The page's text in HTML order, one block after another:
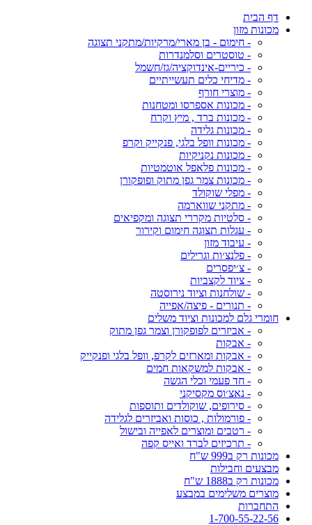
דף הבית
מכונות מזון
- חימום - בן מארי/מרקיות/מתקני תצוגה
- טוסטרים וסלמנדרות
- כיריים-אינדוקציה/גז/חשמל
- מדיחי כלים תעשייתיים
- מוצרי חורף
- מכונות אספרסו ומטחנות
- מכונות ברד , מיץ וקרח
- מכונות גלידה
- מכונות וופל בלגי, פנקייק וקרפ
- מכונות נקניקיות
- מכונות פלאפל אוטמטיות
- מכונות צמר גפן מתוק ופופקורן
- מפלי שוקולד
- מתקני שווארמה
- סלטיות מקררי תצוגה ומקפיאים
- עגלות תצוגה חימום וקירור
- עיבוד מזון
- פלנצ׳ות וגרילים
- צ׳יפסרים
- ציוד לקצביות
- שולחנות וציוד נירוסטה
- תנורים - פיצה/אפייה
חומרי גלם למכונות וציוד משלים
- אביזרים לפופקורן וצמר גפן מתוק
- אבקות
- אבקות ומארזים לקרפ, וופל בלגי ופנקייק
- אבקות למשקאות חמים
- חד פעמי וכלי הגשה
- נאצ׳וס מקסיקני
- סירופים, שוקולדים ותוספות
- פורמולות , כוסות ואביזרים לגלידה
- רטבים ומוצרים לאפייה ובישול
- תרכיזים לברד ואייס קפה
מכונות רק ב999 ש"ח
מבצעים וחבילות
מכונות רק ב1888 ש"ח
מוצרים משלימים במבצע
התחברות
1-700-55-22-56